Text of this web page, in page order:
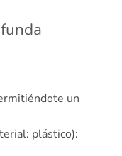
un
plástico):